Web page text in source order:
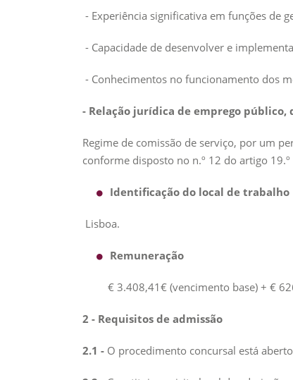
- Experiência significativa em funções de
- Capacidade de desenvolver e
- Conhecimentos no funcionamento dos
- Relação jurídica de emprego
Regime de comissão de serviço, por um
conforme disposto no n.º 12 do artigo
Identificação do local de trabalho
Lisboa.
Remuneração
€ 3.408,41€ (vencimento base) + €
2 - Requisitos de admissão
2.1 - O procedimento concursal está